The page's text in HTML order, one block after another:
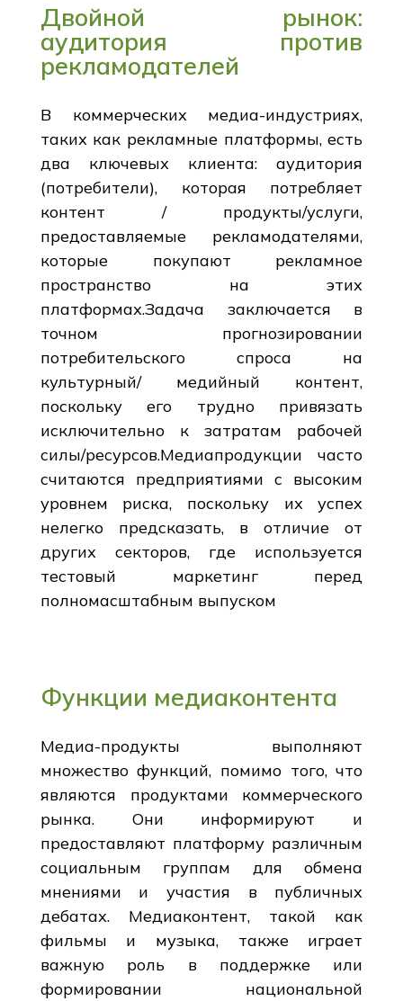
Двойной рынок:
аудитория против
рекламодателей
В коммерческих медиа-индустриях,
таких как рекламные платформы, есть
два ключевых клиента: аудитория
(потребители), которая потребляет
контент / продукты/услуги,
предоставляемые рекламодателями,
которые покупают рекламное
пространство на этих
платформах.Задача заключается в
точном прогнозировании
потребительского спроса на
культурный/ медийный контент,
поскольку его трудно привязать
исключительно к затратам рабочей
силы/ресурсов.Медиапродукции часто
считаются предприятиями с высоким
уровнем риска, поскольку их успех
нелегко предсказать, в отличие от
других секторов, где используется
тестовый маркетинг перед
полномасштабным выпуском
Функции медиаконтента
Медиа-продукты выполняют
множество функций, помимо того, что
являются продуктами коммерческого
рынка. Они информируют и
предоставляют платформу различным
социальным группам для обмена
мнениями и участия в публичных
дебатах. Медиаконтент, такой как
фильмы и музыка, также играет
важную роль в поддержке или
формировании национальной